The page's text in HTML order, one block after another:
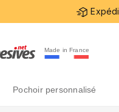
Made in France
pochoir personnalisé